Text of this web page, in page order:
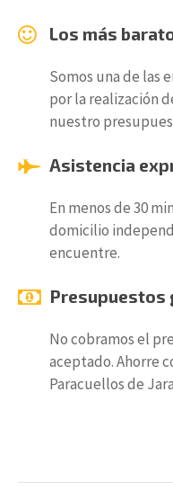
Los más
Somos una de las
por la realización
nuestro
Asistencia
En menos de 30
domicilio
encuentre.
Presupuestos
No cobramos el
aceptado. Ahorre
Paracuellos de